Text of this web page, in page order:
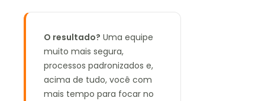
O resultado? Uma equipe
muito mais segura,
processos padronizados e,
acima de tudo, você com
mais tempo para focar no